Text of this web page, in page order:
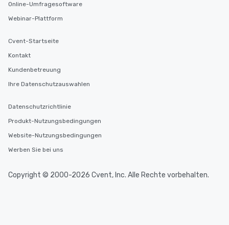
Online-Umfragesoftware
Webinar-Plattform
Cvent-Startseite
Kontakt
Kundenbetreuung
Ihre Datenschutzauswahlen
Datenschutzrichtlinie
Produkt-Nutzungsbedingungen
Website-Nutzungsbedingungen
Werben Sie bei uns
Copyright © 2000-2026 Cvent, Inc. Alle Rechte vorbehalten.